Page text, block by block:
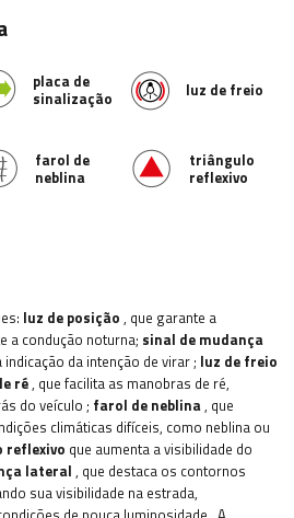
placa de
sinalização
luz de freio
farol de
neblina
triângulo
reflexivo
luz de posição , que garante a
a condução noturna; sinal de mudança
da intenção de virar; luz de freio
ré, que facilita as manobras de ré,
do veículo ; farol de neblina, que
climáticas difíceis, como neblina ou
reflexivo que aumenta a visibilidade do
lateral , que destaca os contornos
sua visibilidade na estrada,